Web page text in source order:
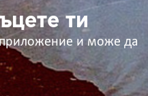
ти
и може да